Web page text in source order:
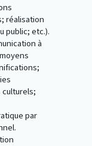
réalisation
public; etc.).
à
par